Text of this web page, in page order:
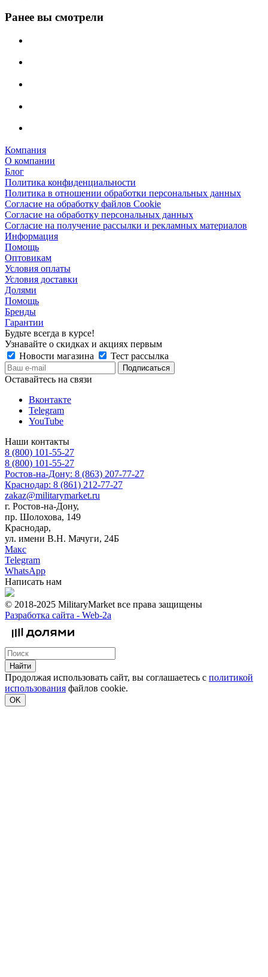
Ранее вы смотрели
Компания
О компании
Блог
Политика конфиденциальности
Политика в отношении обработки персональных данных
Согласие на обработку файлов Cookie
Согласие на обработку персональных данных
Согласие на получение рассылки и рекламных материалов
Информация
Помощь
Оптовикам
Условия оплаты
Условия доставки
Долями
Помощь
Бренды
Гарантии
Будьте всегда в курсе!
Узнавайте о скидках и акциях первым
Новости магазина
Тест рассылка
Оставайтесь на связи
Вконтакте
Telegram
YouTube
Наши контакты
8 (800) 101-55-27
8 (800) 101-55-27
Ростов-на-Дону: 8 (863) 207-77-27
Краснодар: 8 (861) 212-77-27
zakaz@militarymarket.ru
г. Ростов-на-Дону,
пр. Шолохова, 149
Краснодар,
ул. имени В.Н. Мачуги, 24Б
Макс
Telegram
WhatsApp
Написать нам
© 2018-2025 MilitaryMarket все права защищены
Разработка сайта - Web-2a
Найти
Продолжая использовать сайт, вы соглашаетесь с политикой
использования файлов cookie.
OK